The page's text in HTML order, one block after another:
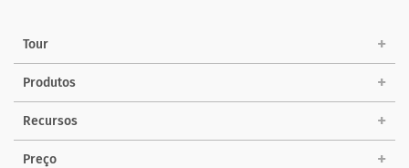
Tour
Produtos
Recursos
Preço